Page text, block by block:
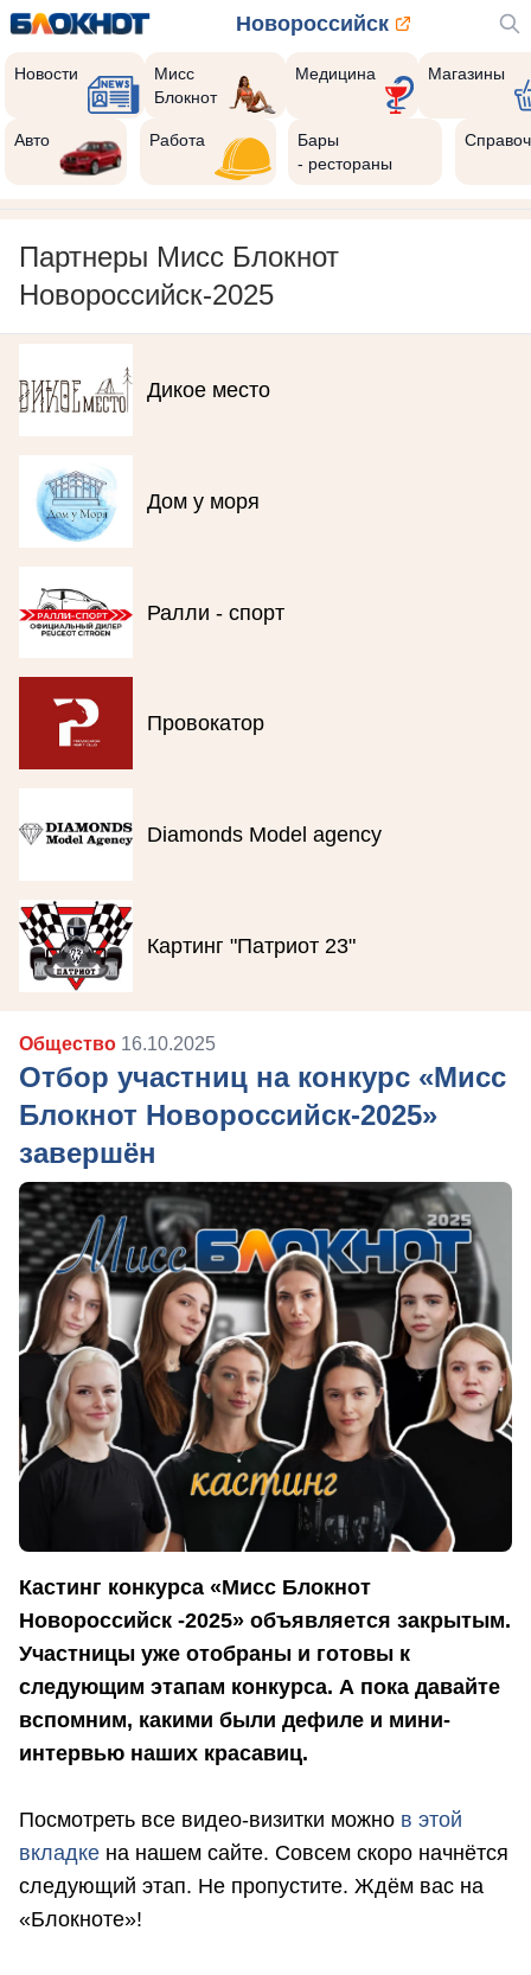
Новороссийск
Новости
Мисс
Блокнот
Медицина Магазины
Авто Работа
Бары
- рестораны
Партнеры Мисс Блокнот
Новороссийск-2025
Дикое место
Дом у моря
Ралли - спорт
Провокатор
Diamonds Model agency
Картинг "Патриот 23"
Общество 16.10.2025
Отбор участниц на конкурс «Мисс
Блокнот Новороссийск-2025»
завершён
Кастинг конкурса «Мисс Блокнот
Новороссийск -2025» объявляется закрытым.
Участницы уже отобраны и готовы к
следующим этапам конкурса. А пока давайте
вспомним, какими были дефиле и мини-
интервью наших красавиц.
Посмотреть все видео-визитки можно в этой
вкладке на нашем сайте. Совсем скоро начнётся
следующий этап. Не пропустите. Ждём вас на
«Блокноте»!